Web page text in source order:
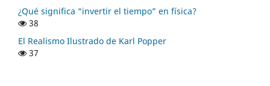
¿Qué significa “invertir el tiempo” en física?
38
El Realismo Ilustrado de Karl Popper
37